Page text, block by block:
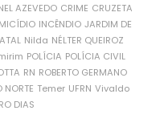
AZEVEDO CRIME CRUZETA
INCÊNDIO JARDIM DE
Nilda NÉLTER QUEIROZ
POLÍCIA POLÍCIA CIVIL
RN ROBERTO GERMANO
NORTE Temer UFRN Vivaldo
DIAS